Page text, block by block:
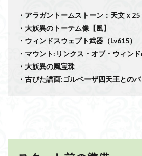
・アラガントームストーン：天文ｘ
・大妖異のトーテム像【風】
・ウィンドスウェプト武器（Lv615）
・マウント:リンクス・オブ・ウィン
・大妖異の風宝珠
・古びた譜面:ゴルベーザ四天王との